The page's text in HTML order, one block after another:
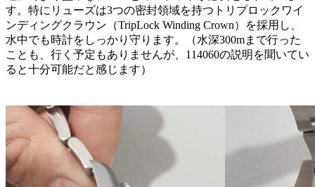
す。特にリューズは3つの密封領域を持つトリプロックワイ
ンディングクラウン（TripLock Winding Crown）を採用し、
水中でも時計をしっかり守ります。（水深300mまで行った
ことも、行く予定もありませんが、114060の説明を聞いてい
ると十分可能だと感じます）